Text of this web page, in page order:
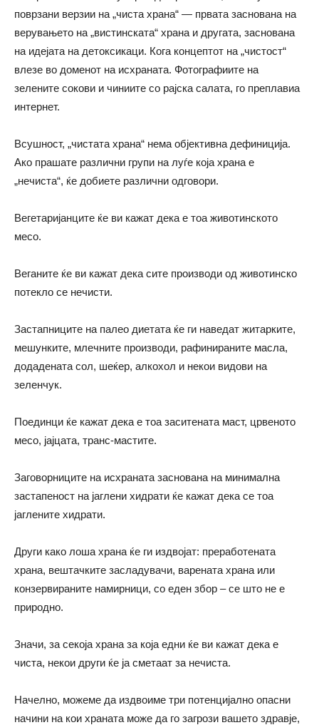
поврзани верзии на „чиста храна“ — првата заснована на
верувањето на „вистинската“ храна и другата, заснована
на идејата на детоксикаци. Кога концептот на „чистост“
влезе во доменот на исхраната. Фотографиите на
зелените сокови и чиниите со рајска салата, го преплавиа
интернет.
Всушност, „чистата храна“ нема објективна дефиниција.
Ако прашате различни групи на луѓе која храна е
„нечиста“, ќе добиете различни одговори.
Вегетаријанците ќе ви кажат дека е тоа животинското
месо.
Веганите ќе ви кажат дека сите производи од животинско
потекло се нечисти.
Застапниците на палео диетата ќе ги наведат житарките,
мешунките, млечните производи, рафинираните масла,
додадената сол, шеќер, алкохол и некои видови на
зеленчук.
Поединци ќе кажат дека е тоа заситената маст, црвеното
месо, јајцата, транс-мастите.
Заговорниците на исхраната заснована на минимална
застапеност на јаглени хидрати ќе кажат дека се тоа
јаглените хидрати.
Други како лоша храна ќе ги издвојат: преработената
храна, вештачките засладувачи, варената храна или
конзервираните намирници, со еден збор – се што не е
природно.
Значи, за секоја храна за која едни ќе ви кажат дека е
чиста, некои други ќе ја сметаат за нечиста.
Начелно, можеме да издвоиме три потенцијално опасни
начини на кои храната може да го загрози вашето здравје,